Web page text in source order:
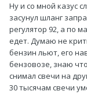
Ну и со мной казус
засунул шланг
регулятор 92, а по
едет. Думаю не
бензин льют, его
бензовозе, знаю
снимал свечи на
30 тысячам свечи